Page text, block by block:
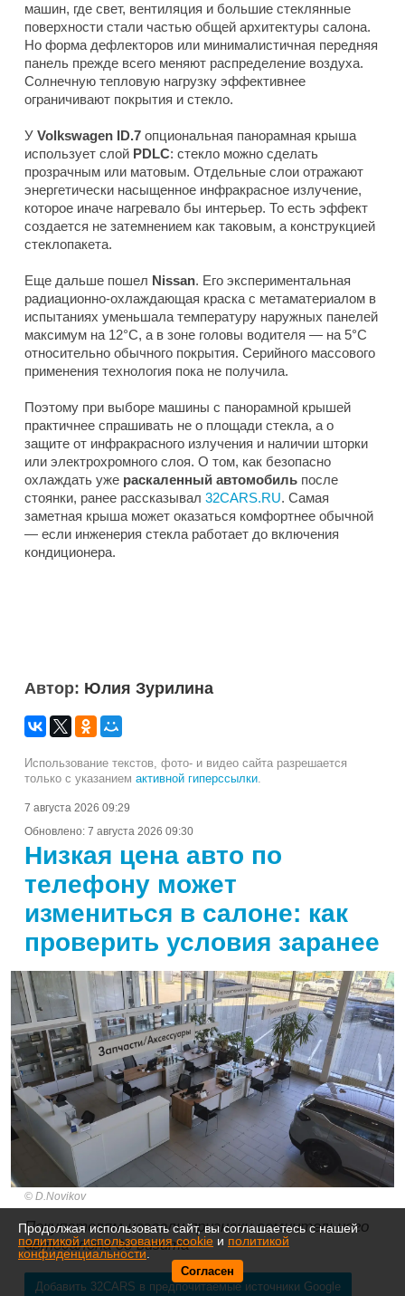
машин, где свет, вентиляция и большие стеклянные
поверхности стали частью общей архитектуры салона.
Но форма дефлекторов или минималистичная передняя
панель прежде всего меняют распределение воздуха.
Солнечную тепловую нагрузку эффективнее
ограничивают покрытия и стекло.
У Volkswagen ID.7 опциональная панорамная крыша
использует слой PDLC: стекло можно сделать
прозрачным или матовым. Отдельные слои отражают
энергетически насыщенное инфракрасное излучение,
которое иначе нагревало бы интерьер. То есть эффект
создается не затемнением как таковым, а конструкцией
стеклопакета.
Еще дальше пошел Nissan. Его экспериментальная
радиационно-охлаждающая краска с метаматериалом в
испытаниях уменьшала температуру наружных панелей
максимум на 12°C, а в зоне головы водителя — на 5°C
относительно обычного покрытия. Серийного массового
применения технология пока не получила.
Поэтому при выборе машины с панорамной крышей
практичнее спрашивать не о площади стекла, а о
защите от инфракрасного излучения и наличии шторки
или электрохромного слоя. О том, как безопасно
охлаждать уже раскаленный автомобиль после
стоянки, ранее рассказывал 32CARS.RU. Самая
заметная крыша может оказаться комфортнее обычной
— если инженерия стекла работает до включения
кондиционера.
Автор: Юлия Зурилина
Использование текстов, фото- и видео сайта разрешается
только с указанием активной гиперссылки.
7 августа 2026 09:29
Обновлено: 7 августа 2026 09:30
Низкая цена авто по
телефону может
измениться в салоне: как
проверить условия заранее
D.Novikov
Покупателям назвали признаки сомнительного
автосалона до визита
Добавить 32CARS в предпочитаемые источники Google
Продолжая использовать сайт, вы соглашаетесь с нашей
политикой использования cookie и политикой
конфиденциальности.
Согласен